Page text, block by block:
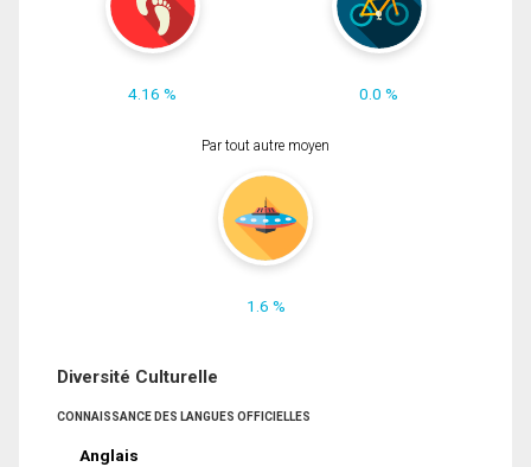
4.16 % 0.0 %
Par tout autre moyen
1.6 %
Diversité Culturelle
CONNAISSANCE DES LANGUES OFFICIELLES
Anglais